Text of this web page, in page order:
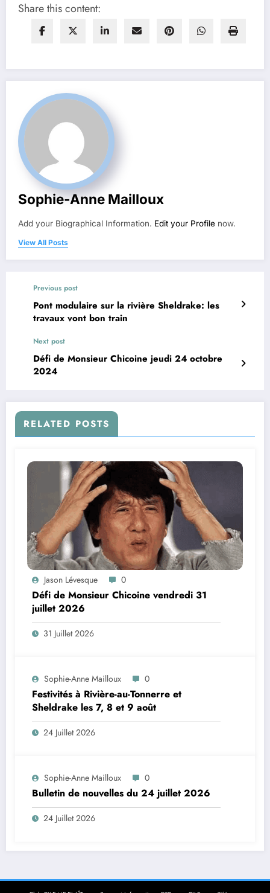
Share this content:
Sophie-Anne Mailloux
Add your Biographical Information. Edit your Profile now.
View All Posts
Previous post
Pont modulaire sur la rivière Sheldrake: les
travaux vont bon train
Next post
Défi de Monsieur Chicoine jeudi 24 octobre
2024
RELATED POSTS
Jason Lévesque 0
Défi de Monsieur Chicoine vendredi 31
juillet 2026
31 Juillet 2026
Sophie-Anne Mailloux 0
Festivités à Rivière-au-Tonnerre et
Sheldrake les 7, 8 et 9 août
24 Juillet 2026
Sophie-Anne Mailloux 0
Bulletin de nouvelles du 24 juillet 2026
24 Juillet 2026